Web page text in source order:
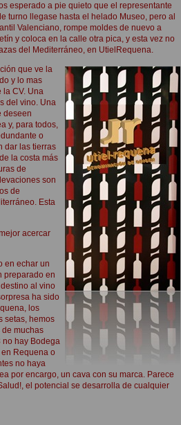
esperado a pie quieto que el representante
turno llegase hasta el helado Museo, pero al
Valenciano, rompe moldes de nuevo a
y coloca en la calle otra pica, y esta vez no
del Mediterráneo, en UtielRequena.
que ve la
y lo mas
la CV. Una
del vino. Una
deseen
y, para todos,
o
dar las tierras
la costa más
de
son
de
Esta
acercar
en echar un
preparado en
al vino
ha sido
los
setas, hemos
de muchas
no hay Bodega
Requena o
no haya
por encargo, un cava con su marca. Parece
el potencial se desarrolla de cualquier